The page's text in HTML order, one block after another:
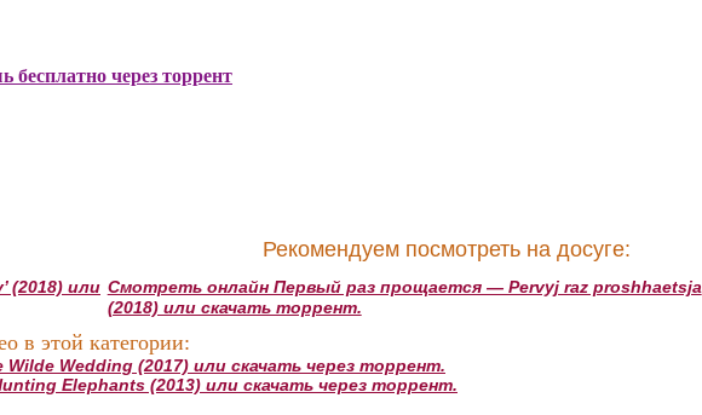
через торрент
Рекомендуем посмотреть на досуге:
(2018) или Смотреть онлайн Первый раз прощается — Pervyj raz proshhaetsja
(2018) или скачать торрент.
в этой категории:
Wedding (2017) или скачать через торрент.
Elephants (2013) или скачать через торрент.